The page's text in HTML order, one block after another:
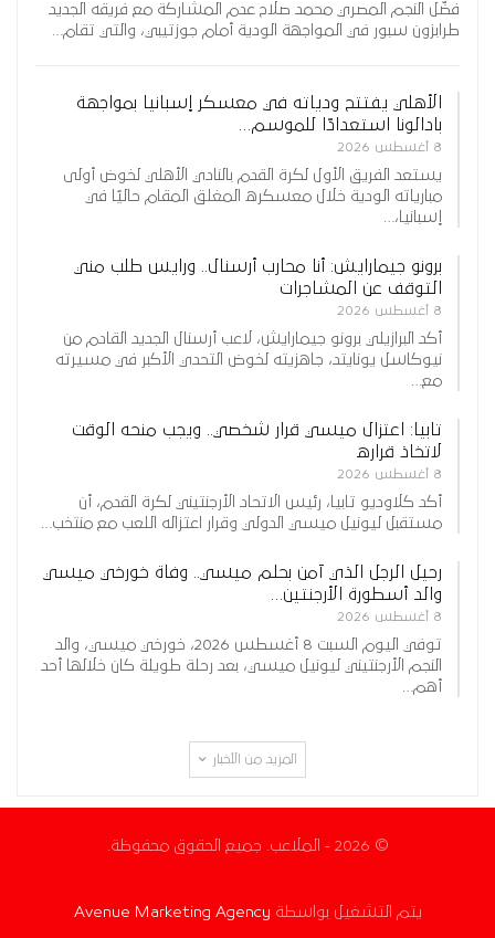
فضّل النجم المصري محمد صلاح عدم المشاركة مع فريقه الجديد
طرابزون سبور في المواجهة الودية أمام جوزتيبي، والتي تقام…
الأهلي يفتتح ودياته في معسكر إسبانيا بمواجهة
بادالونا استعدادًا للموسم…
8 أغسطس 2026
يستعد الفريق الأول لكرة القدم بالنادي الأهلي لخوض أولى
مبارياته الودية خلال معسكره المغلق المقام حاليًا في
إسبانيا،…
برونو جيمارايش: أنا محارب أرسنال.. ورايس طلب مني
التوقف عن المشاجرات
8 أغسطس 2026
أكد البرازيلي برونو جيمارايش، لاعب أرسنال الجديد القادم من
نيوكاسل يونايتد، جاهزيته لخوض التحدي الأكبر في مسيرته
مع…
تابيا: اعتزال ميسي قرار شخصي.. ويجب منحه الوقت
لاتخاذ قراره
8 أغسطس 2026
أكد كلاوديو تابيا، رئيس الاتحاد الأرجنتيني لكرة القدم، أن
مستقبل ليونيل ميسي الدولي وقرار اعتزاله اللعب مع منتخب…
رحيل الرجل الذي آمن بحلم ميسي.. وفاة خورخي ميسي
والد أسطورة الأرجنتين…
8 أغسطس 2026
توفي اليوم السبت 8 أغسطس 2026، خورخي ميسي، والد
النجم الأرجنتيني ليونيل ميسي، بعد رحلة طويلة كان خلالها أحد
أهم…
المزيد من الأخبار
© 2026 - الملاعب. جميع الحقوق محفوظة.
يتم التشغيل بواسطة Avenue Marketing Agency